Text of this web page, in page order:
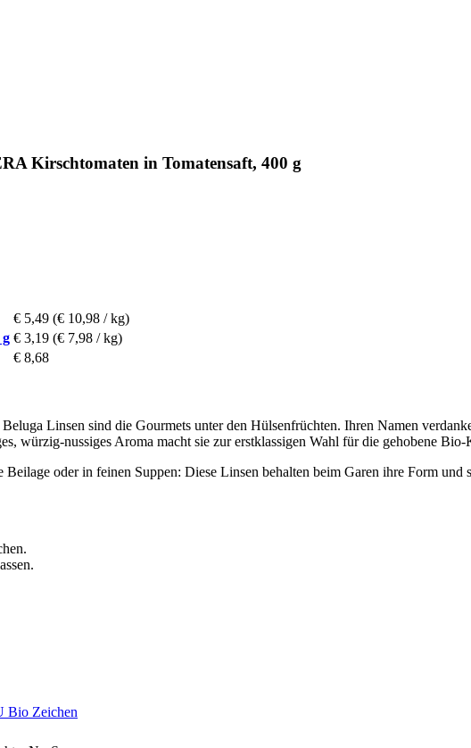
Kirschtomaten in Tomatensaft, 400 g
€ 5,49 (€ 10,98 / kg)
€ 3,19 (€ 7,98 / kg)
€ 8,68
Linsen sind die Gourmets unter den Hülsenfrüchten. Ihren Namen
würzig-nussiges Aroma macht sie zur erstklassigen Wahl für die gehobene Bio-
oder in feinen Suppen: Diese Linsen behalten beim Garen ihre Form
Bio Zeichen